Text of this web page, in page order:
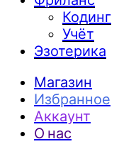
Кодинг
Учёт
Эзотерика
Магазин
Избранное
Аккаунт
О нас